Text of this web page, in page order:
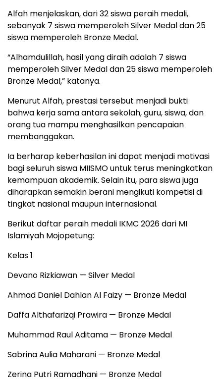
Alfah menjelaskan, dari 32 siswa peraih medali,
sebanyak 7 siswa memperoleh Silver Medal dan 25
siswa memperoleh Bronze Medal.
“Alhamdulillah, hasil yang diraih adalah 7 siswa
memperoleh Silver Medal dan 25 siswa memperoleh
Bronze Medal,” katanya.
Menurut Alfah, prestasi tersebut menjadi bukti
bahwa kerja sama antara sekolah, guru, siswa, dan
orang tua mampu menghasilkan pencapaian
membanggakan.
Ia berharap keberhasilan ini dapat menjadi motivasi
bagi seluruh siswa MIISMO untuk terus meningkatkan
kemampuan akademik. Selain itu, para siswa juga
diharapkan semakin berani mengikuti kompetisi di
tingkat nasional maupun internasional.
Berikut daftar peraih medali IKMC 2026 dari MI
Islamiyah Mojopetung:
Kelas 1
Devano Rizkiawan — Silver Medal
Ahmad Daniel Dahlan Al Faizy — Bronze Medal
Daffa Althafarizqi Prawira — Bronze Medal
Muhammad Raul Aditama — Bronze Medal
Sabrina Aulia Maharani — Bronze Medal
Zerina Putri Ramadhani — Bronze Medal